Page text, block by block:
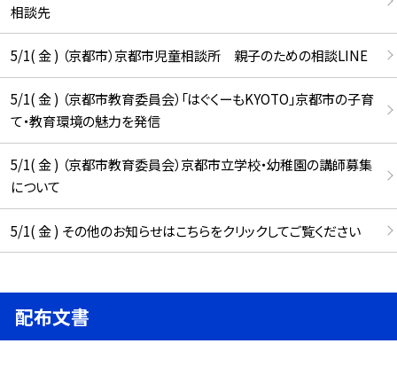
相談先
5/1( 金 ) （京都市）京都市児童相談所 親子のための相談LINE
5/1( 金 ) （京都市教育委員会）「はぐくーもKYOTO」京都市の子育
て・教育環境の魅力を発信
5/1( 金 ) （京都市教育委員会）京都市立学校・幼稚園の講師募集
について
5/1( 金 ) その他のお知らせはこちらをクリックしてご覧ください
配布文書